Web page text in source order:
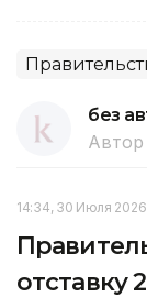
без
Автор
14:34, 30 Июля 2026
отставку